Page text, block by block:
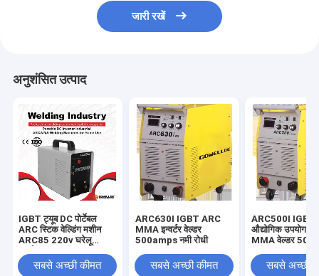
जारी रखें
अनुशंसित उत्पाद
IGBT ट्यूब DC पोर्टेबल
ARC स्टिक वेल्डिंग मशीन
ARC85 220v घरेलू
सबसे अच्छी कीमत
ARC630I IGBT ARC
MMA इन्वर्टर वेल्डर
500amps नमी रोधी
सबसे अच्छी कीमत
ARC500I IGBT
औद्योगिक उपयोग
MMA वेल्डर
सबसे अच्छी